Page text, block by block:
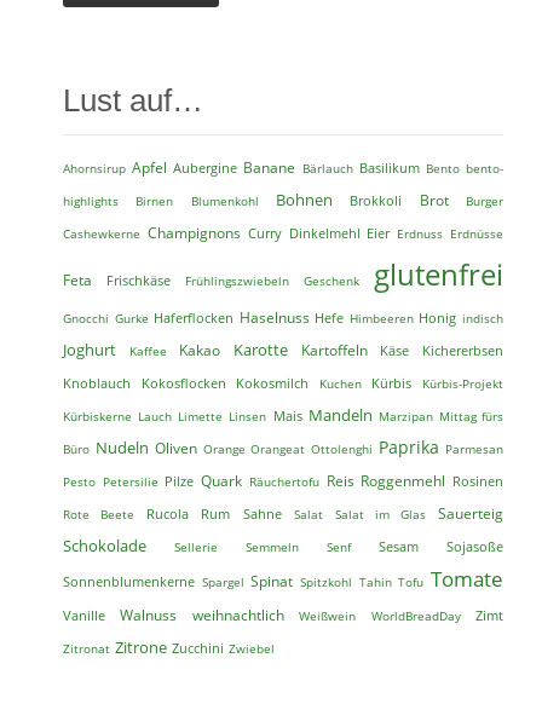
Lust auf…
Ahornsirup Apfel Aubergine Banane Bärlauch Basilikum Bento bento-
highlights
Birnen Blumenkohl Bohnen Brokkoli Brot
Burger
Cashewkerne Champignons Curry Dinkelmehl Eier Erdnuss Erdnüsse
Feta Frischkäse Frühlingszwiebeln Geschenk glutenfrei
Gnocchi Gurke Haferflocken Haselnuss Hefe Himbeeren Honig indisch
Joghurt Kaffee Kakao Karotte Kartoffeln Käse
Kichererbsen
Knoblauch
Kokosflocken Kokosmilch Kuchen Kürbis
Kürbis-Projekt
Kürbiskerne Lauch Limette Linsen Mais Mandeln Marzipan Mittag fürs
Büro Nudeln Oliven Orange Orangeat Ottolenghi Paprika Parmesan
Pesto Petersilie Pilze Quark Räuchertofu Reis Roggenmehl Rosinen
Rote Beete
Rucola Rum Sahne Salat Salat im Glas Sauerteig
Schokolade Sellerie Semmeln Senf Sesam Sojasoße
Sonnenblumenkerne Spargel Spinat Spitzkohl Tahin Tofu Tomate
Vanille Walnuss weihnachtlich Weißwein WorldBreadDay Zimt
Zitronat Zitrone Zucchini Zwiebel